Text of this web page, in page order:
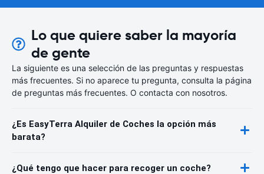
Lo que quiere saber la mayoría
de gente
La siguiente es una selección de las preguntas y respuestas
más frecuentes. Si no aparece tu pregunta, consulta la página
de preguntas más frecuentes. O contacta con nosotros.
¿Es EasyTerra Alquiler de Coches la opción más
barata?
¿Qué tengo que hacer para recoger un coche?